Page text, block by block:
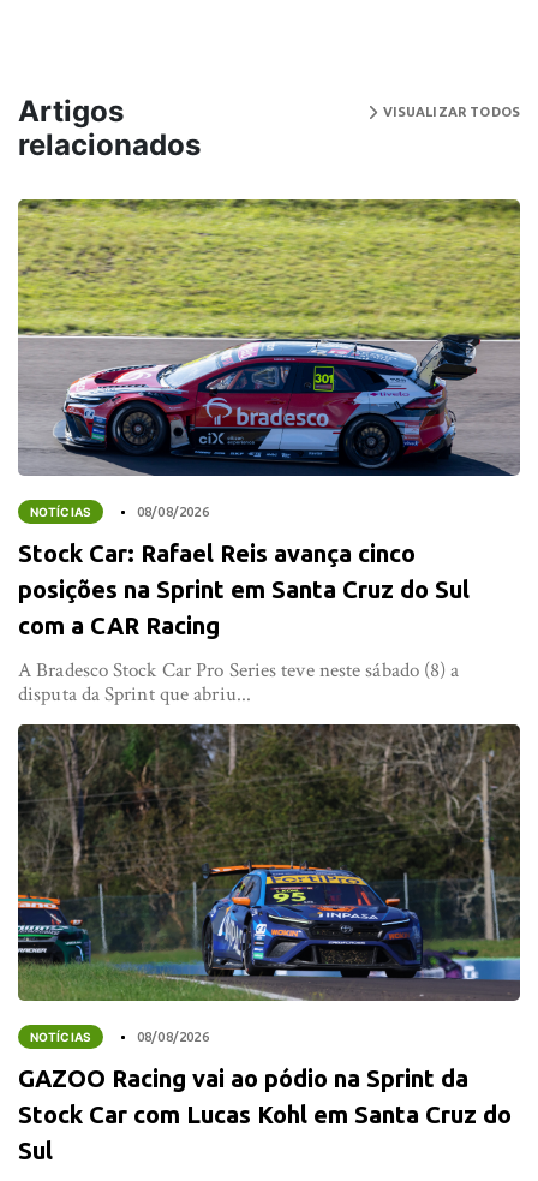
Artigos
relacionados
VISUALIZAR TODOS
NOTÍCIAS 08/08/2026
Stock Car: Rafael Reis avança cinco
posições na Sprint em Santa Cruz do Sul
com a CAR Racing
A Bradesco Stock Car Pro Series teve neste sábado (8) a
disputa da Sprint que abriu...
NOTÍCIAS 08/08/2026
GAZOO Racing vai ao pódio na Sprint da
Stock Car com Lucas Kohl em Santa Cruz do
Sul